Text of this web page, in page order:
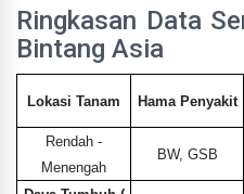
Ringkasan Data
Bintang Asia
Lokasi Tanam Hama Penyakit
Rendah -
Menengah
BW, GSB